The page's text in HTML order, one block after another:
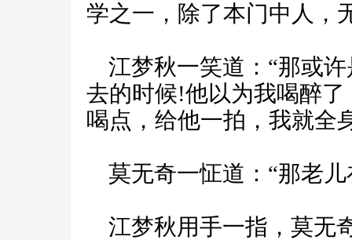
学之一，除了本门中人，
江梦秋一笑道：“那或
去的时候!他以为我喝醉
喝点，给他一拍，我就全
莫无奇一怔道：“那老儿
江梦秋用手一指，莫无